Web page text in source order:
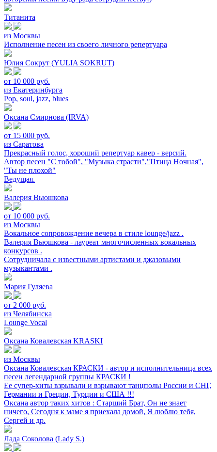
Титанита
из Москвы
Исполнение песен из своего личного репертуара
Юлия Сокрут (YULIA SOKRUT)
от 10 000 руб.
из Екатеринбурга
Pop, soul, jazz, blues
Оксана Смирнова (IRVA)
от 15 000 руб.
из Саратова
Прекрасный голос, хороший репертуар кавер - версий.
Автор песен "С тобой", "Музыка страсти","Птица Ночная",
"Ты не плохой"
Ведущая.
Валерия Вьюшкова
от 10 000 руб.
из Москвы
Вокальное сопровождение вечера в стиле lounge/jazz .
Валерия Вьюшкова - лауреат многочисленных вокальных
конкурсов .
Сотрудничала с известными артистами и джазовыми
музыкантами .
Мария Гуляева
от 2 000 руб.
из Челябинска
Lounge Vocal
Оксана Ковалевская KRASKI
из Москвы
Оксана Ковалевская КРАСКИ - автор и исполнительница всех
песен легендарной группы КРАСКИ !
Ее супер-хиты взрывали и взрывают танцполы России и СНГ,
Германии и Греции, Турции и США !!!
Оксана автор таких хитов : Старший Брат, Он не знает
ничего, Сегодня к маме я приехала домой, Я люблю тебя,
Сергей и др.
Лада Соколова (Lady S.)